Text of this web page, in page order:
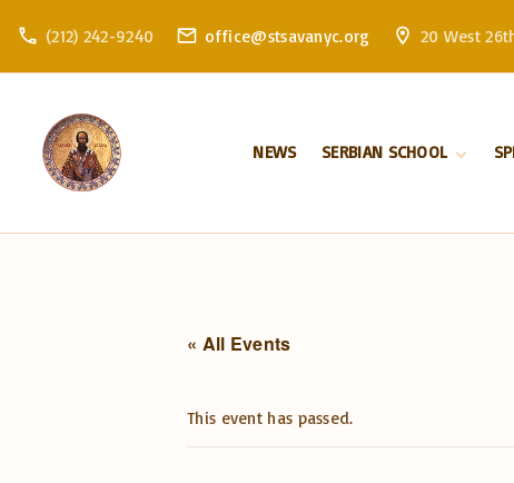
i
(212) 242-9240 office@stsavanyc.org 20 West
NEWS SERBIAN SCHOOL
Enrollment
« All Events
This event has passed.